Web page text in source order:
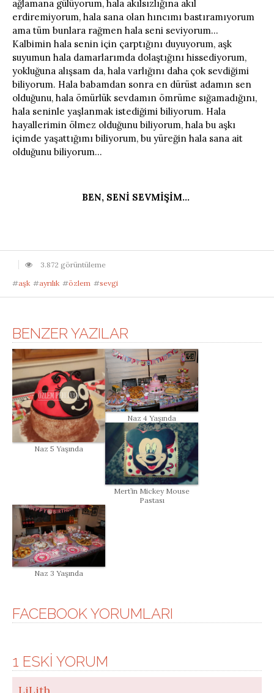
ağlamana gülüyorum, hala akılsızlığına akıl
erdiremiyorum, hala sana olan hıncımı bastıramıyorum
ama tüm bunlara rağmen hala seni seviyorum…
Kalbimin hala senin için çarptığını duyuyorum, aşk
suyumun hala damarlarımda dolaştığını hissediyorum,
yokluğuna alışsam da, hala varlığını daha çok sevdiğimi
biliyorum. Hala babamdan sonra en dürüst adamın sen
olduğunu, hala ömürlük sevdamın ömrüme sığamadığını,
hala seninle yaşlanmak istediğimi biliyorum. Hala
hayallerimin ölmez olduğunu biliyorum, hala bu aşkı
içimde yaşattığımı biliyorum, bu yüreğin hala sana ait
olduğunu biliyorum…
BEN, SENİ SEVMİŞİM…
3.872 görüntüleme
#aşk #ayrılık #özlem #sevgi
BENZER YAZILAR
Naz 5 Yaşında
Naz 4 Yaşında
Mert’in Mickey Mouse
Pastası
Naz 3 Yaşında
FACEBOOK YORUMLARI
1 ESKI YORUM
LiLith